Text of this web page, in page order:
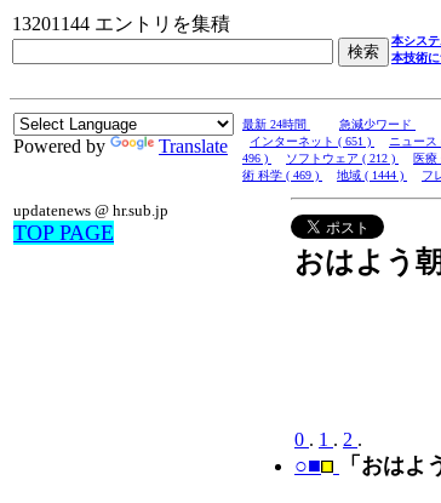
13201144 エントリを集積
本シス
本技術
Powered by Translate
updatenews @ hr.sub.jp
TOP PAGE
最新 24時間 急減少ワード
インターネット ( 651 )
ニュース
496 )
ソフトウェア ( 212 ) 医療
術 科学 ( 469 )
地域 ( 1444 ) フ
おはよう
0 . 1 . 2 .
○■ 「おは